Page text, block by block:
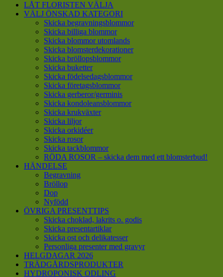
LÅT FLORISTEN VÄLJA
VÄLJ ÖNSKAD KATEGORI
Skicka begravningsblommor
Skicka billiga blommor
Skicka blommor utomlands
Skicka blomsterdekorationer
Skicka bröllopsblommor
Skicka buketter
Skicka födelsedagsblommor
Skicka företagsblommor
Skicka gerberor/germinis
Skicka kondoleansblommor
Skicka krukväxter
Skicka liljor
Skicka orkidéer
Skicka rosor
Skicka tackblommor
RÖDA ROSOR – skicka dem med ett blomsterbud!
HÄNDELSE
Begravning
Bröllop
Dop
Nyfödd
ÖVRIGA PRESENTTIPS
Skicka choklad, lakrits o. godis
Skicka presentartiklar
Skicka ost och delikatesser
Personliga presenter med gravyr
HELGDAGAR 2026
TRÄDGÅRDSPRODUKTER
HYDROPONISK ODLING